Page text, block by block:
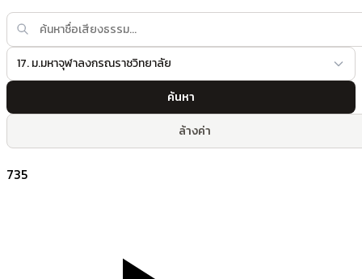
17. ม.มหาจุฬาลงกรณราชวิทยาลัย
ค้นหา
ล้างค่า
735